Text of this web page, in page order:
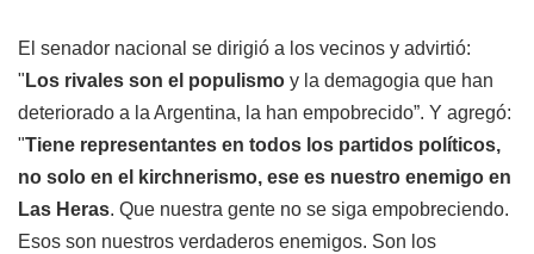
El senador nacional se dirigió a los vecinos y advirtió:
" Los rivales son el populismo y la demagogia que han
deteriorado a la Argentina, la han empobrecido”. Y agregó:
"Tiene representantes en todos los partidos políticos,
no solo en el kirchnerismo, ese es nuestro enemigo en
Las Heras. Que nuestra gente no se siga empobreciendo.
Esos son nuestros verdaderos enemigos. Son los